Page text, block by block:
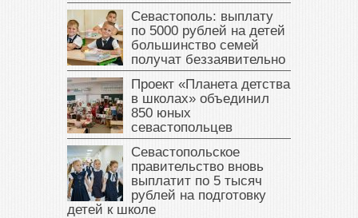
Севастополь: выплату
по 5000 рублей на детей
большинство семей
получат беззаявительно
Проект «Планета детства
в школах» объединил
850 юных
севастопольцев
Севастопольское
правительство вновь
выплатит по 5 тысяч
рублей на подготовку
детей к школе